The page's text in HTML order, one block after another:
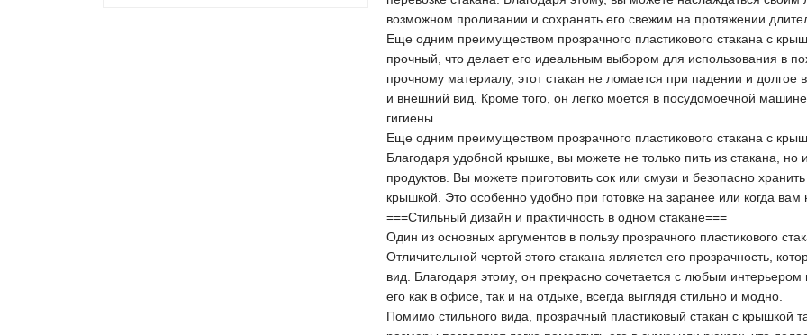
возможном проливании и сохранять его свежим на протяжении
Еще одним преимуществом прозрачного пластикового стакана с
прочный, что делает его идеальным выбором для использования в
прочному материалу, этот стакан не ломается при падении и
и внешний вид. Кроме того, он легко моется в посудомоечной
гигиены.
Еще одним преимуществом прозрачного пластикового стакана с
Благодаря удобной крышке, вы можете не только пить из стакана, но
продуктов. Вы можете приготовить сок или смузи и безопасно
крышкой. Это особенно удобно при готовке на заранее или когда вам
===Стильный дизайн и практичность в одном стакане===
Один из основных аргументов в пользу прозрачного пластикового
Отличительной чертой этого стакана является его прозрачность,
вид. Благодаря этому, он прекрасно сочетается с любым
его как в офисе, так и на отдыхе, всегда выглядя стильно и модно.
Помимо стильного вида, прозрачный пластиковый стакан с крышкой